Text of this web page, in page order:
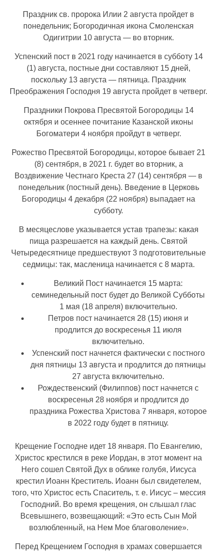
Праздник св. пророка Илии 2 августа пройдет в
понедельник; Богородичная икона Смоленская
Одигитрии 10 августа — во вторник.
Успенский пост в 2021 году начинается в субботу 14
(1) августа, постные дни составляют 15 дней,
поскольку 13 августа — пятница. Праздник
Преображения Господня 19 августа пройдет в четверг.
Праздники Покрова Пресвятой Богородицы 14
октября и осеннее почитание Казанской иконы
Богоматери 4 ноября пройдут в четверг.
Рожество Пресвятой Богородицы, которое бывает 21
(8) сентября, в 2021 г. будет во вторник, а
Воздвижение Честнаго Креста 27 (14) сентября — в
понедельник (постный день). Введение в Церковь
Богородицы 4 декабря (22 ноября) выпадает на
субботу.
В месяцеслове указывается устав трапезы: какая
пища разрешается на каждый день. Святой
Четыредесятнице предшествуют 3 подготовительные
седмицы: так, масленица начинается с 8 марта.
Великий Пост начинается 15 марта:
семинедельный пост будет до Великой Субботы
1 мая (18 апреля) включительно.
Петров пост начинается 28 (15) июня и
продлится до воскресенья 11 июля
включительно.
Успенский пост начнется фактически с постного
дня пятницы 13 августа и продлится до пятницы
27 августа включительно.
Рождественский (Филиппов) пост начнется с
воскресенья 28 ноября и продлится до
праздника Рожества Христова 7 января, которое
в 2022 году будет в пятницу.
Крещение Господне идет 18 января. По Евангелию,
Христос крестился в реке Иордан, в этот момент на
Него сошел Святой Дух в облике голубя, Иисуса
крестил Иоанн Креститель. Иоанн был свидетелем,
того, что Христос есть Спаситель, т. е. Иисус – мессия
Господний. Во время крещения, он слышал глас
Всевышнего, возвещающий: «Это есть Сын Мой
возлюбленный, на Нем Мое благоволение».
Перед Крещением Господня в храмах совершается